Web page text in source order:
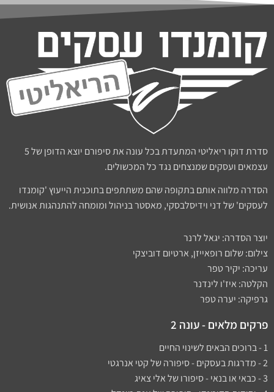
סדרת דוקו ריאליטי המתעדת בכל עונה את סיפורם יוצא הדופן של 5
עצמאים ועסקים שמנצחים נגד כל המכשולים.
הסדרה מלווה אותם בתקופה שהם משתתפים בתוכנית הייעוץ 'קומנדו
לעסקים' של דני וידיסלבסקי, מאסטר בניהול ומומחה להתנהגות אנושית.
יוצר הסדרה: יגאל לרנר
צילום: שלום רופאייזן, ארטיום דוביצקי
עריכה: יקיר טפר
הקלטה: איז'ו לינדנר
גרפיקה: יערה טפר
פרקים מלאים - עונה 2
1 - ברוכים הבאים לשינוי החיים
2 - מדרגות בעסקים - סיפורה של קטי אנרגטי
3 - כבאי או בנאי - סיפורו של אלי צאיג